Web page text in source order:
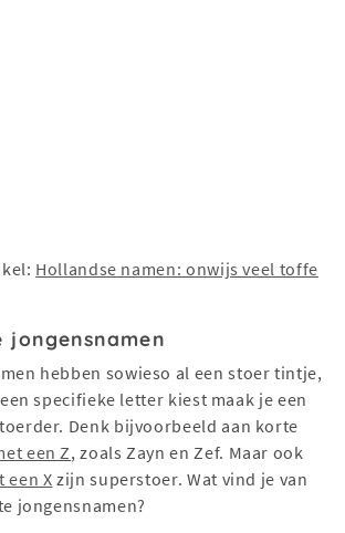
Hollandse namen: onwijs veel toffe
hebben sowieso al een stoer tintje,
specifieke letter kiest maak je een
Denk bijvoorbeeld aan korte
een Z, zoals Zayn en Zef. Maar ook
een X zijn superstoer. Wat vind je van
jongensnamen?